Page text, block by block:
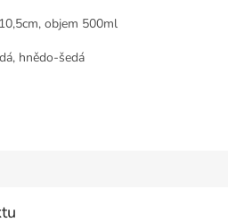
objem 500ml
hnědo-šedá